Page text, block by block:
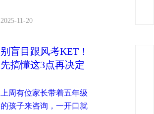
2025-11-20
别盲目跟风考KET！
先搞懂这3点再决定
上周有位家长带着五年级
的孩子来咨询，一开口就